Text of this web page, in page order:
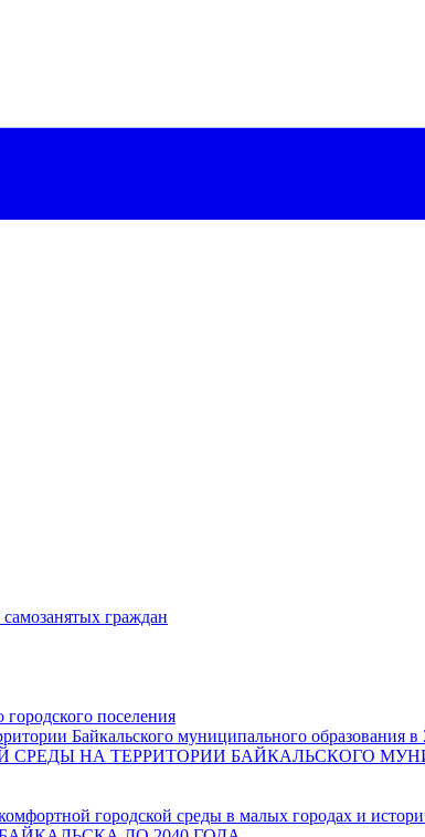
граждан
поселения
Байкальского муниципального образования в
НА ТЕРРИТОРИИ БАЙКАЛЬСКОГО
городской среды в малых городах и